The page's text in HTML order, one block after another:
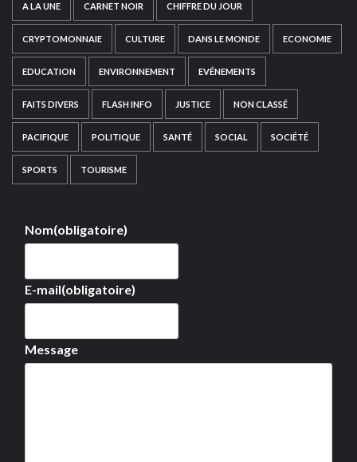
A LA UNE CARNET NOIR CHIFFRE DU JOUR
CRYPTOMONNAIE CULTURE DANS LE MONDE ECONOMIE
EDUCATION ENVIRONNEMENT EVÉNEMENTS
FAITS DIVERS FLASH INFO JUSTICE NON CLASSÉ
PACIFIQUE POLITIQUE SANTÉ SOCIAL SOCIÉTÉ
SPORTS TOURISME
Nom(obligatoire)
E-mail(obligatoire)
Message